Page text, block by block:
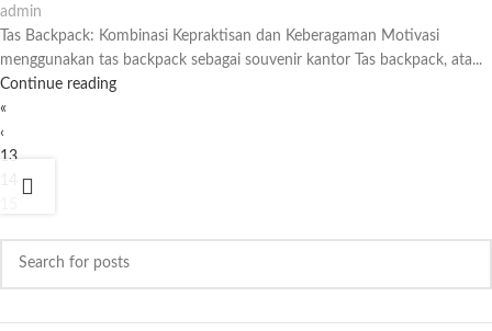
admin
Tas Backpack: Kombinasi Kepraktisan dan Keberagaman Motivasi
menggunakan tas backpack sebagai souvenir kantor Tas backpack, ata...
Continue reading
«
‹
13